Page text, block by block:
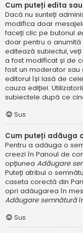
Cum puteți edita
Dacă nu sunteți
modifica doar
faceți clic pe butonul
doar pentru o
editează subiectul,
a fost modificat și de
fost un moderator
editorul își lasă de
cauza ediției.
subiectele după ce
Sus
Cum puteți adăuga
Pentru a adăuga o
creezi în Panoul de
opțiunea Adăugare
Puteți atribui o
caseta corectă din
opri adăugarea în
Adăugare semnătură
Sus